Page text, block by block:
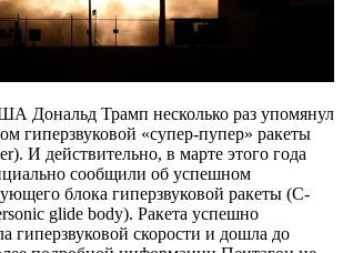
Дональд Трамп несколько раз упомянул
гиперзвуковой «супер-пупер» ракеты
И действительно, в марте этого года
сообщили об успешном
блока гиперзвуковой ракеты (C-
glide body). Ракета успешно
гиперзвуковой скорости и дошла до